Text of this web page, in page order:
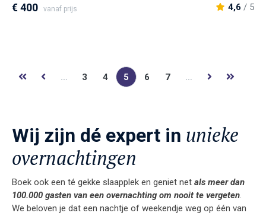
€ 400 vanaf prijs 4,6 / 5
… 3 4 5 6 7 …
Wij zijn dé expert in unieke
overnachtingen
Boek ook een té gekke slaapplek en geniet net als meer dan
100.000 gasten van een overnachting om nooit te vergeten.
We beloven je dat een nachtje of weekendje weg op één van